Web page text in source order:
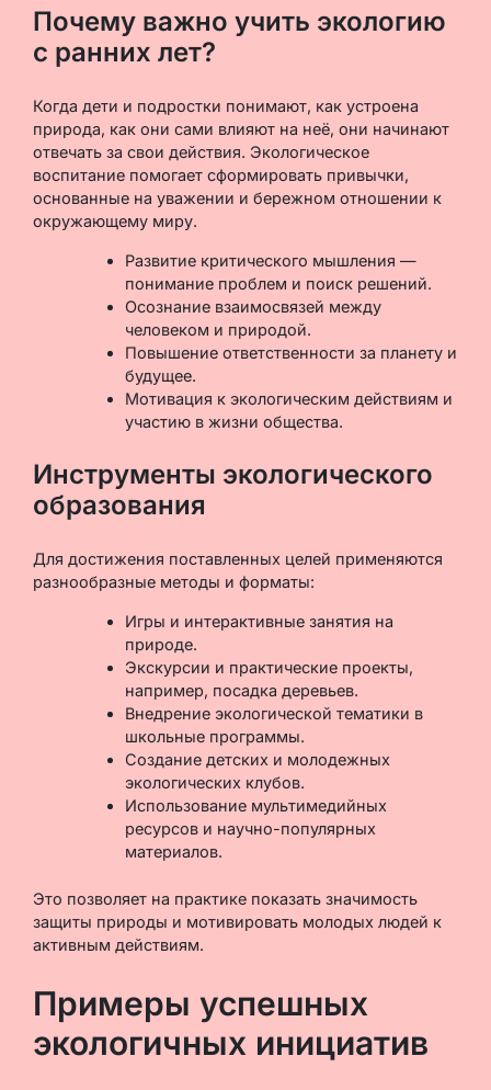
Почему важно учить экологию
с ранних лет?
Когда дети и подростки понимают, как устроена
природа, как они сами влияют на неё, они начинают
отвечать за свои действия. Экологическое
воспитание помогает сформировать привычки,
основанные на уважении и бережном отношении к
окружающему миру.
Развитие критического мышления —
понимание проблем и поиск решений.
Осознание взаимосвязей между
человеком и природой.
Повышение ответственности за планету и
будущее.
Мотивация к экологическим действиям и
участию в жизни общества.
Инструменты экологического
образования
Для достижения поставленных целей применяются
разнообразные методы и форматы:
Игры и интерактивные занятия на
природе.
Экскурсии и практические проекты,
например, посадка деревьев.
Внедрение экологической тематики в
школьные программы.
Создание детских и молодежных
экологических клубов.
Использование мультимедийных
ресурсов и научно-популярных
материалов.
Это позволяет на практике показать значимость
защиты природы и мотивировать молодых людей к
активным действиям.
Примеры успешных
экологичных инициатив